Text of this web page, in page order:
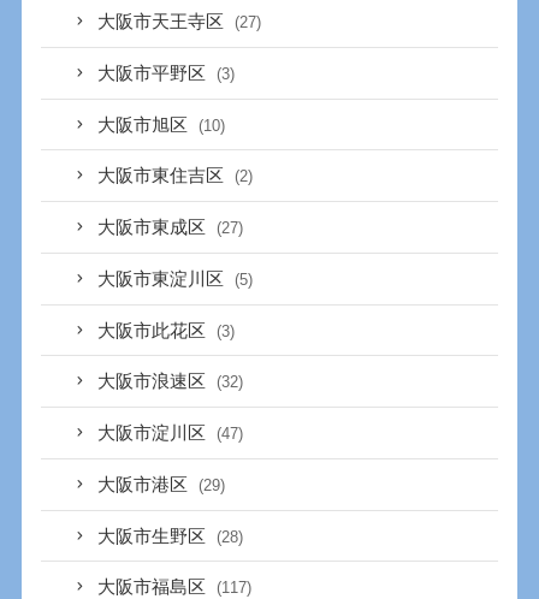
大阪市天王寺区 (27)
大阪市平野区 (3)
大阪市旭区 (10)
大阪市東住吉区 (2)
大阪市東成区 (27)
大阪市東淀川区 (5)
大阪市此花区 (3)
大阪市浪速区 (32)
大阪市淀川区 (47)
大阪市港区 (29)
大阪市生野区 (28)
大阪市福島区 (117)